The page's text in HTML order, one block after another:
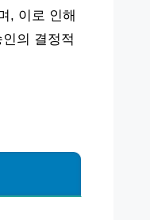
, 이로 인해
의 결정적